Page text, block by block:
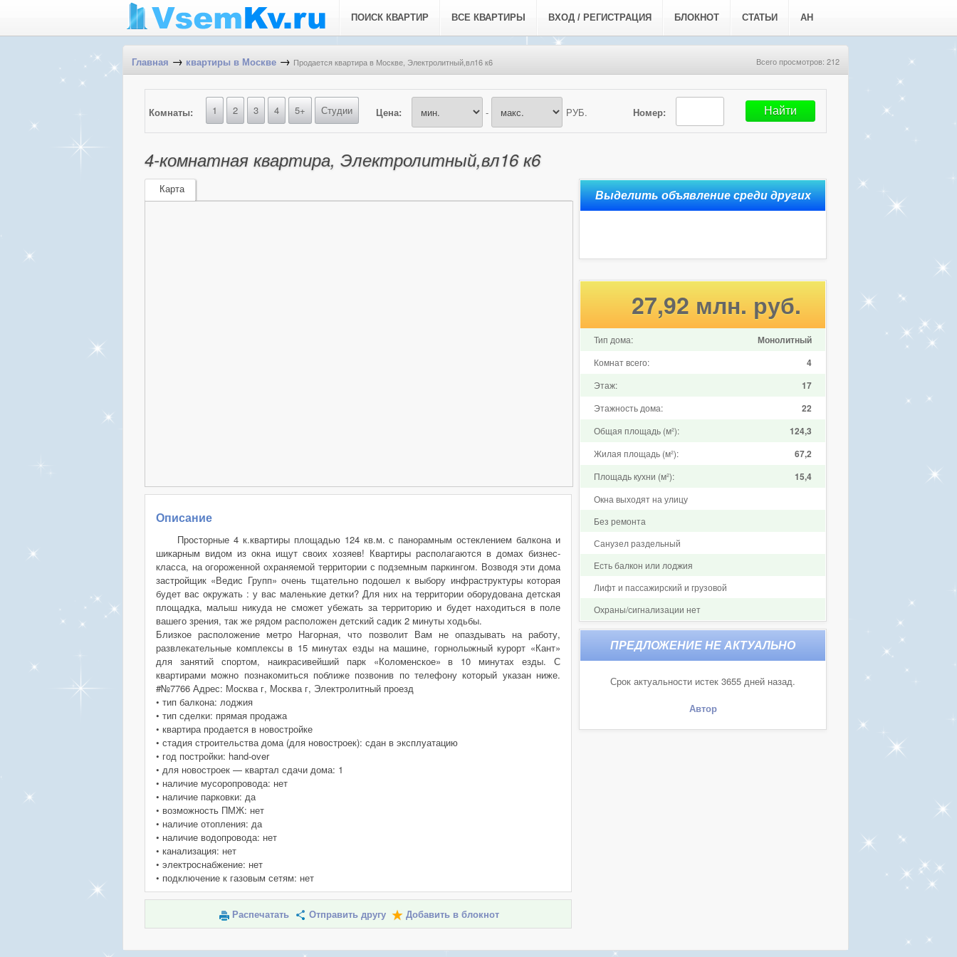
ПОИСК КВАРТИР ВСЕ КВАРТИРЫ ВХОД / РЕГИСТРАЦИЯ БЛОКНОТ СТАТЬИ АН
Главная → квартиры в Москве → Продается квартира в Москве, Электролитный,вл16 к6 Всего просмотров: 212
Номер:
Комнаты: 1 2 3 4 5+ Студии Цена: - РУБ.
4-комнатная квартира, Электролитный,вл16 к6
Карта
Описание
Просторные 4 к.квартиры площадью 124 кв.м. с панорамным остеклением балкона и
шикарным видом из окна ищут своих хозяев! Квартиры располагаются в домах бизнес-
класса, на огороженной охраняемой территории с подземным паркингом. Возводя эти дома
застройщик «Ведис Групп» очень тщательно подошел к выбору инфраструктуры которая
будет вас окружать : у вас маленькие детки? Для них на территории оборудована детская
площадка, малыш никуда не сможет убежать за территорию и будет находиться в поле
вашего зрения, так же рядом расположен детский садик 2 минуты ходьбы.
Близкое расположение метро Нагорная, что позволит Вам не опаздывать на работу,
развлекательные комплексы в 15 минутах езды на машине, горнолыжный курорт «Кант»
для занятий спортом, наикрасивейший парк «Коломенское» в 10 минутах езды. С
квартирами можно познакомиться поближе позвонив по телефону который указан ниже.
#№7766 Адрес: Москва г, Москва г, Электролитный проезд
• тип балкона: лоджия
• тип сделки: прямая продажа
• квартира продается в новостройке
• стадия строительства дома (для новостроек): сдан в эксплуатацию
• год постройки: hand-over
• для новостроек — квартал сдачи дома: 1
• наличие мусоропровода: нет
• наличие парковки: да
• возможность ПМЖ: нет
• наличие отопления: да
• наличие водопровода: нет
• канализация: нет
• электроснабжение: нет
• подключение к газовым сетям: нет
Распечатать Отправить другу Добавить в блокнот
27,92 млн. руб.
Тип дома: Монолитный
Комнат всего: 4
Этаж: 17
Этажность дома: 22
Общая площадь (м²): 124,3
Жилая площадь (м²): 67,2
Площадь кухни (м²): 15,4
Окна выходят на улицу
Без ремонта
Санузел раздельный
Есть балкон или лоджия
Лифт и пассажирский и грузовой
Охраны/сигнализации нет
Срок актуальности истек 3655 дней назад.
Автор